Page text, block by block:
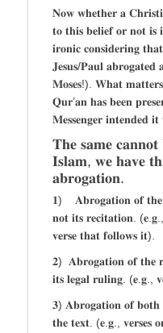
𝐍𝐨𝐰 𝐰𝐡𝐞𝐭𝐡𝐞𝐫 𝐚
𝐭𝐨 𝐭𝐡𝐢𝐬 𝐛𝐞𝐥𝐢𝐞𝐟 𝐨𝐫 𝐧𝐨𝐭
𝐢𝐫𝐨𝐧𝐢𝐜 𝐜𝐨𝐧𝐬𝐢𝐝𝐞𝐫𝐢𝐧𝐠
𝐉𝐞𝐬𝐮𝐬/𝐏𝐚𝐮𝐥 𝐚𝐛𝐫𝐨𝐠𝐚𝐭𝐞𝐝
𝐌𝐨𝐬𝐞𝐬!). 𝐖𝐡𝐚𝐭 𝐦𝐚𝐭𝐭𝐞𝐫𝐬
𝐐𝐮𝐫’𝐚𝐧 𝐡𝐚𝐬 𝐛𝐞𝐞𝐧
𝐌𝐞𝐬𝐬𝐞𝐧𝐠𝐞𝐫 𝐢𝐧𝐭𝐞𝐧𝐝𝐞𝐝 𝐢𝐭
𝐓𝐡𝐞 𝐬𝐚𝐦𝐞 𝐜𝐚𝐧𝐧𝐨𝐭
𝐈𝐬𝐥𝐚𝐦, 𝐰𝐞 𝐡𝐚𝐯𝐞
𝐚𝐛𝐫𝐨𝐠𝐚𝐭𝐢𝐨𝐧.
𝟏) 𝐀𝐛𝐫𝐨𝐠𝐚𝐭𝐢𝐨𝐧 𝐨𝐟 𝐭𝐡𝐞
𝐧𝐨𝐭 𝐢𝐭𝐬 𝐫𝐞𝐜𝐢𝐭𝐚𝐭𝐢𝐨𝐧.
𝐯𝐞𝐫𝐬𝐞 𝐭𝐡𝐚𝐭 𝐟𝐨𝐥𝐥𝐨𝐰𝐬 𝐢𝐭).
𝟐) 𝐀𝐛𝐫𝐨𝐠𝐚𝐭𝐢𝐨𝐧 𝐨𝐟 𝐭𝐡𝐞
𝐢𝐭𝐬 𝐥𝐞𝐠𝐚𝐥 𝐫𝐮𝐥𝐢𝐧𝐠. (𝐞.𝐠.,
𝟑) 𝐀𝐛𝐫𝐨𝐠𝐚𝐭𝐢𝐨𝐧 𝐨𝐟 𝐛𝐨𝐭𝐡
𝐭𝐡𝐞 𝐭𝐞𝐱𝐭. (𝐞.𝐠., 𝐯𝐞𝐫𝐬𝐞𝐬